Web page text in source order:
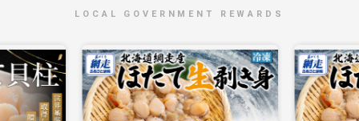
LOCAL GOVERNMENT REWARDS